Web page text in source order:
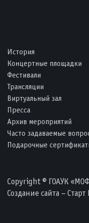
История
Концертные площадки
Фестивали
Трансляции
Виртуальный зал
Пресса
Архив мероприятий
Часто задаваемые
Подарочные
Copyright © ГОАУК
Создание сайта – Старт